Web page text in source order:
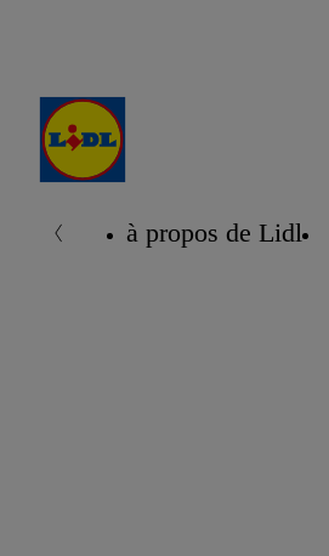
à propos de Lidl